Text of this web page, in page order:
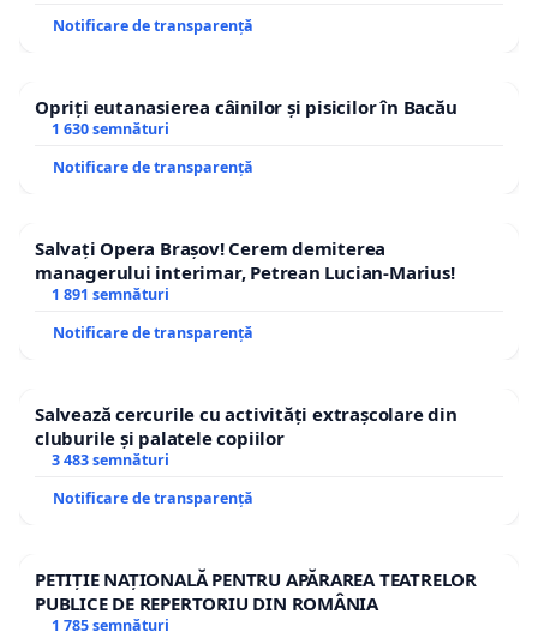
Notificare de transparență
Opriți eutanasierea câinilor și pisicilor în Bacău
1 630 semnături
Notificare de transparență
Salvați Opera Brașov! Cerem demiterea
managerului interimar, Petrean Lucian-Marius!
1 891 semnături
Notificare de transparență
Salvează cercurile cu activități extrașcolare din
cluburile și palatele copiilor
3 483 semnături
Notificare de transparență
PETIȚIE NAȚIONALĂ PENTRU APĂRAREA TEATRELOR
PUBLICE DE REPERTORIU DIN ROMÂNIA
1 785 semnături